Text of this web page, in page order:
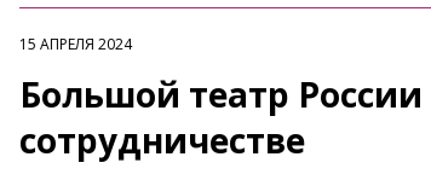
15 АПРЕЛЯ 2024
Большой театр
сотрудничестве